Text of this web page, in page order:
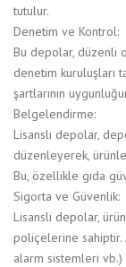
tutulur.
Denetim ve Kontrol:
Bu depolar, düzenli
denetim kuruluşları
şartlarının
Belgelendirme:
Lisanslı depolar,
düzenleyerek,
Bu, özellikle gıda
Sigorta ve Güvenlik:
Lisanslı depolar,
poliçelerine sahiptir.
alarm sistemleri vb.)